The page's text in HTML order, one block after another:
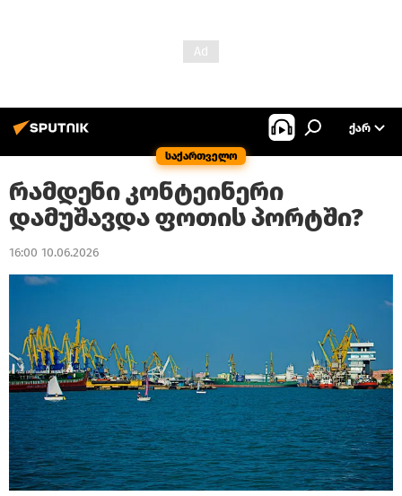
საქართველო
ᲥᲐᲠ
რამდენი კონტეინერი
დამუშავდა ფოთის პორტში?
16:00 10.06.2026